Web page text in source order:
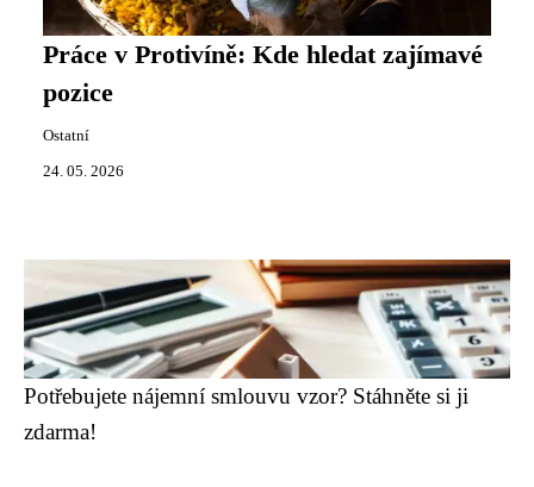
Práce v Protivíně: Kde hledat zajímavé
pozice
Ostatní
24. 05. 2026
Potřebujete nájemní smlouvu vzor? Stáhněte si ji
zdarma!